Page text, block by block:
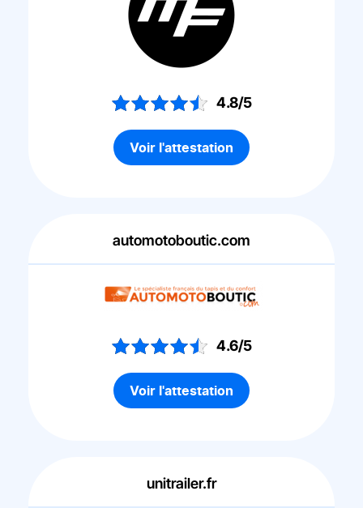
4.8/5
Voir l'attestation
automotoboutic.com
4.6/5
Voir l'attestation
unitrailer.fr